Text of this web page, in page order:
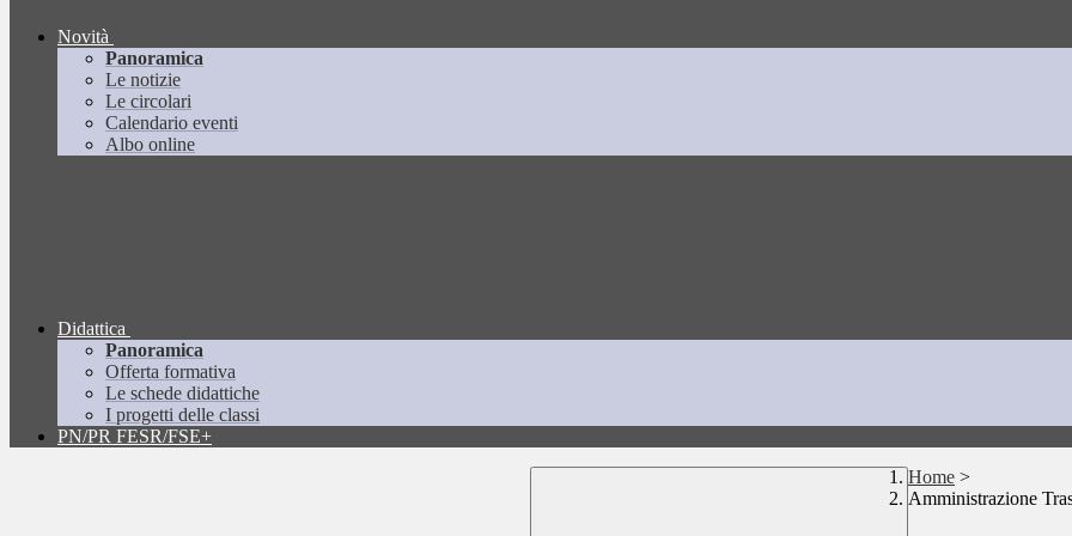
Novità
Panoramica
Le notizie
Le circolari
Calendario eventi
Albo online
Didattica
Panoramica
Offerta formativa
Le schede didattiche
I progetti delle classi
PN/PR FESR/FSE+
Home >
Amministrazione